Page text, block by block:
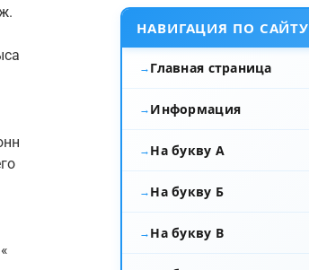
НАВИГАЦИЯ ПО САЙТУ
Главная страница
Информация
На букву А
На букву Б
На букву В